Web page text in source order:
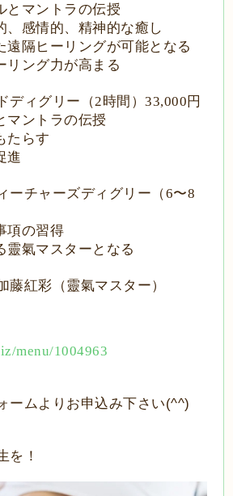
とマントラの伝授
、感情的、精神的な癒し
遠隔ヒーリングが可能となる
リング力が高まる
ディグリー（2時間）33,000 円
マントラの伝授
たらす
進
ーチャーズディグリー（6〜8
項の習得
靈氣マスターとなる
藤紅彩（靈氣マスター）
menu/1004963
ームよりお申込み下さい(^^)
を！